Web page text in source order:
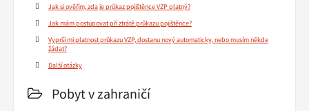
Jak si ověřím, zda je průkaz pojištěnce VZP platný?
Jak mám postupovat při ztrátě průkazu pojištěnce?
Vyprší mi platnost průkazu VZP, dostanu nový automaticky, nebo musím někde
žádat?
Další otázky
Pobyt v zahraničí